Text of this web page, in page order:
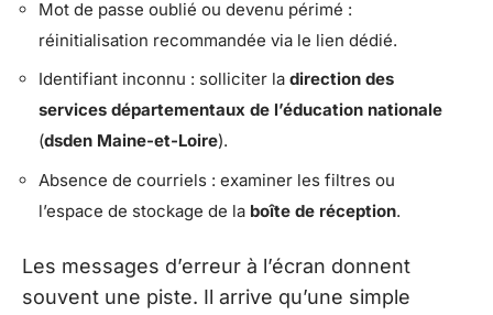
Mot de passe oublié ou devenu périmé :
réinitialisation recommandée via le lien dédié.
Identifiant inconnu : solliciter la direction des
services départementaux de l’éducation nationale
(dsden Maine-et-Loire).
Absence de courriels : examiner les filtres ou
l’espace de stockage de la boîte de réception.
Les messages d’erreur à l’écran donnent
souvent une piste. Il arrive qu’une simple